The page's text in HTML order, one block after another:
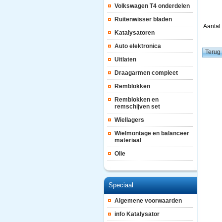
Volkswagen T4 onderdelen
Ruitenwisser bladen
Katalysatoren
Auto elektronica
Uitlaten
Draagarmen compleet
Remblokken
Remblokken en
remschijven set
Wiellagers
Wielmontage en balanceer
materiaal
Olie
Speciaal
Algemene voorwaarden
info Katalysator